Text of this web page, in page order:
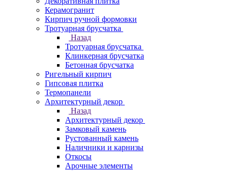
Керамогранит
Кирпич ручной формовки
Тротуарная брусчатка
Назад
Тротуарная брусчатка
Клинкерная брусчатка
Бетонная брусчатка
Ригельный кирпич
Гипсовая плитка
Термопанели
Архитектурный декор
Назад
Архитектурный декор
Замковый камень
Рустованный камень
Наличники и карнизы
Откосы
Арочные элементы